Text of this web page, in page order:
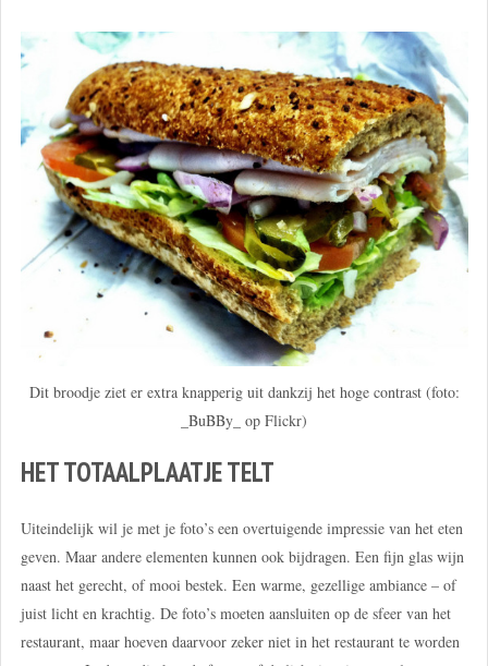
Dit broodje ziet er extra knapperig uit dankzij het hoge contrast (foto:
_BuBBy_ op Flickr)
HET TOTAALPLAATJE TELT
Uiteindelijk wil je met je foto’s een overtuigende impressie van het eten
geven. Maar andere elementen kunnen ook bijdragen. Een fijn glas wijn
naast het gerecht, of mooi bestek. Een warme, gezellige ambiance – of
juist licht en krachtig. De foto’s moeten aansluiten op de sfeer van het
restaurant, maar hoeven daarvoor zeker niet in het restaurant te worden